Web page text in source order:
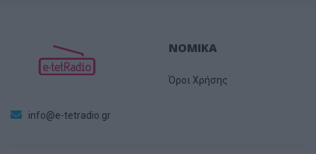
info@e-tetradio.gr
ΝΟΜΙΚΑ
Όροι Χρήσης